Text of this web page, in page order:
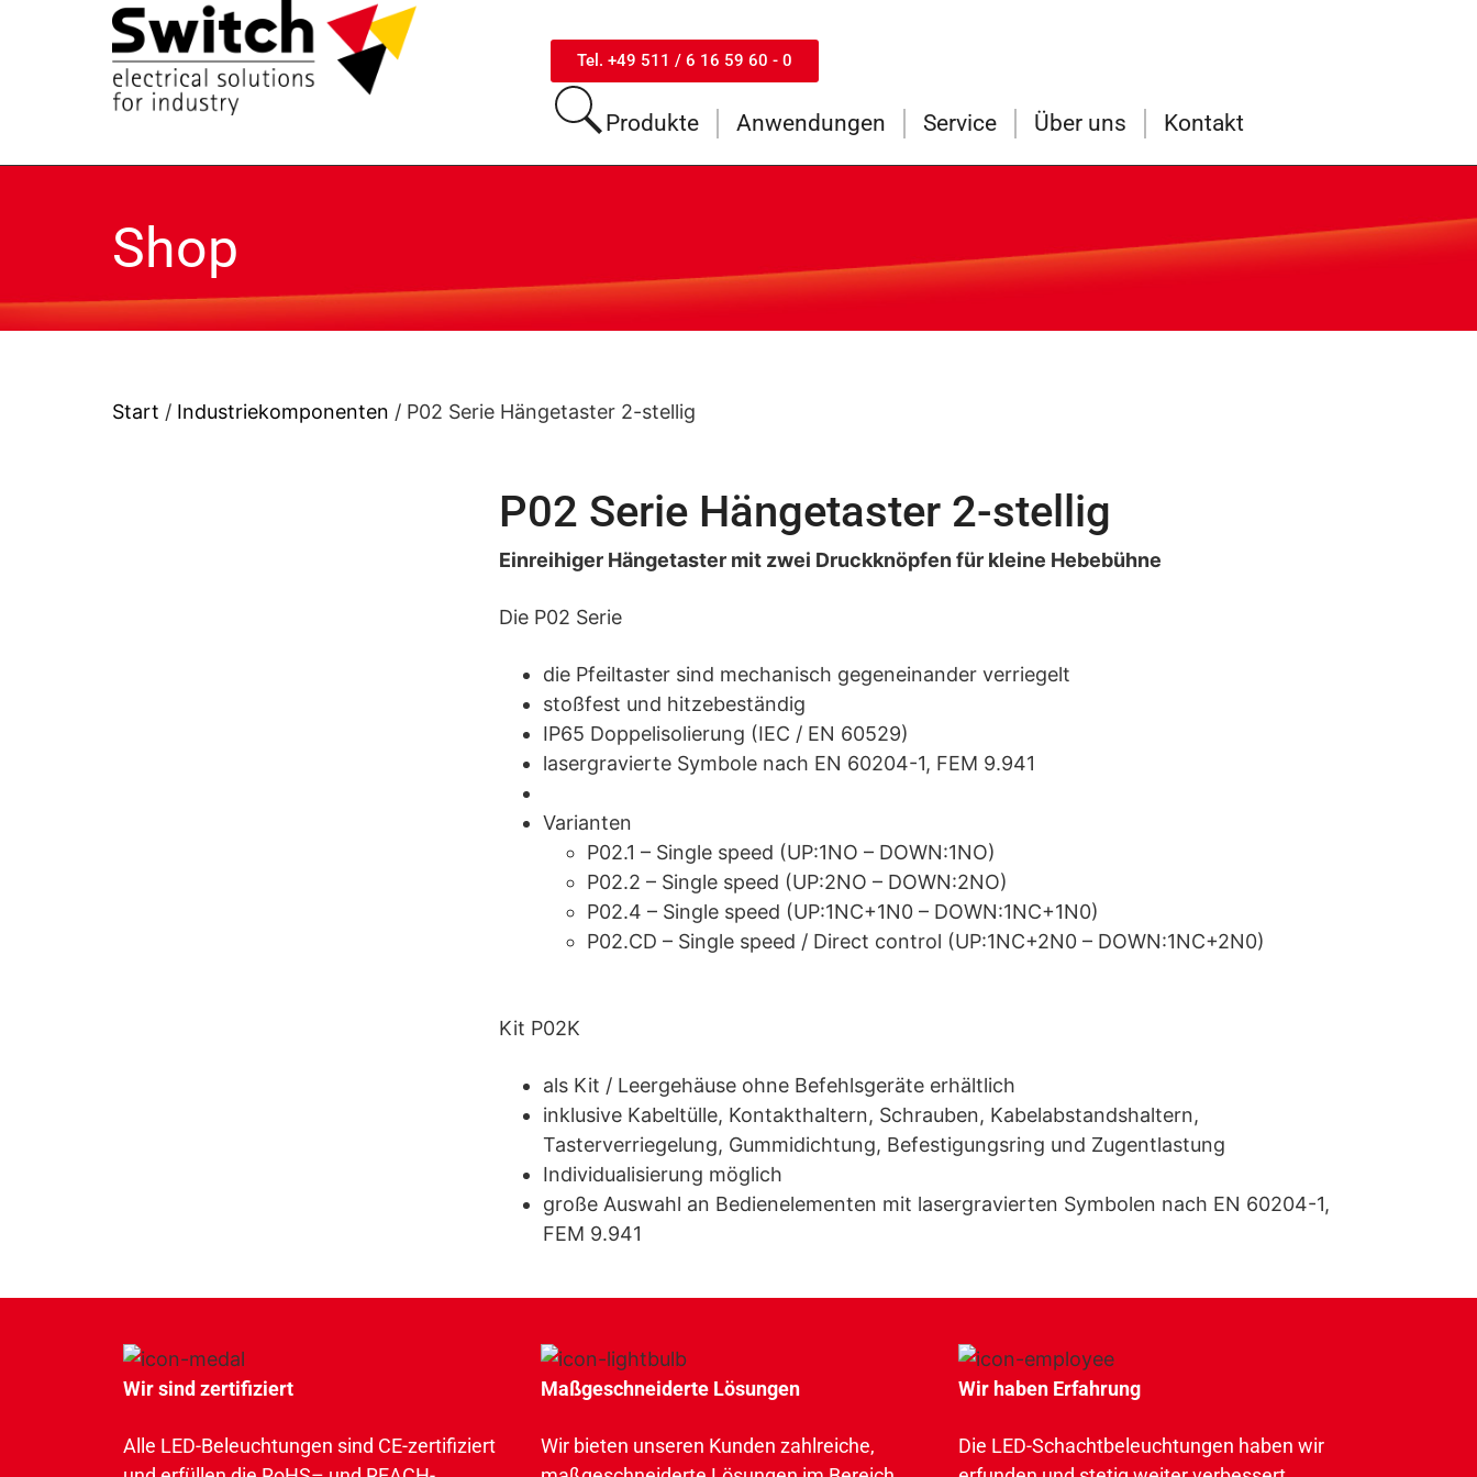
Tel. +49 511 / 6 16 59 60 - 0
Produkte Anwendungen Service Über uns Kontakt
Shop
Start / Industriekomponenten / P02 Serie Hängetaster 2-stellig
P02 Serie Hängetaster 2-stellig
Einreihiger Hängetaster mit zwei Druckknöpfen für kleine Hebebühne
Die P02 Serie
die Pfeiltaster sind mechanisch gegeneinander verriegelt
stoßfest und hitzebeständig
IP65 Doppelisolierung (IEC / EN 60529)
lasergravierte Symbole nach EN 60204-1, FEM 9.941
Varianten
P02.1 – Single speed (UP:1NO – DOWN:1NO)
P02.2 – Single speed (UP:2NO – DOWN:2NO)
P02.4 – Single speed (UP:1NC+1N0 – DOWN:1NC+1N0)
P02.CD – Single speed / Direct control (UP:1NC+2N0 – DOWN:1NC+2N0)
Kit P02K
als Kit / Leergehäuse ohne Befehlsgeräte erhältlich
inklusive Kabeltülle, Kontakthaltern, Schrauben, Kabelabstandshaltern,
Tasterverriegelung, Gummidichtung, Befestigungsring und Zugentlastung
Individualisierung möglich
große Auswahl an Bedienelementen mit lasergravierten Symbolen nach EN 60204-1,
FEM 9.941
Wir sind zertifiziert
Alle LED-Beleuchtungen sind CE-zertifiziert
Maßgeschneiderte Lösungen
Wir bieten unseren Kunden zahlreiche,
Wir haben Erfahrung
Die LED-Schachtbeleuchtungen haben wir